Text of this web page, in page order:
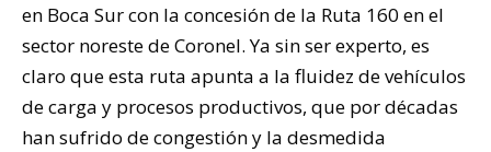
en Boca Sur con la concesión de la Ruta 160 en el
sector noreste de Coronel. Ya sin ser experto, es
claro que esta ruta apunta a la fluidez de vehículos
de carga y procesos productivos, que por décadas
han sufrido de congestión y la desmedida